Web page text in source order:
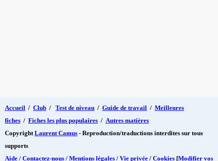
Accueil / Club / Test de niveau / Guide de travail / Meilleures
fiches / Fiches les plus populaires / Autres matières
Copyright Laurent Camus - Reproduction/traductions interdites sur tous
supports
Aide / Contactez-nous / Mentions légales / Vie privée / Cookies [Modifier vos